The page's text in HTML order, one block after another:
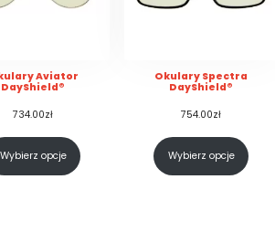
Aviator
DayShield®
734.00zł
Wybierz opcje
Okulary Spectra
DayShield®
754.00zł
Wybierz opcje